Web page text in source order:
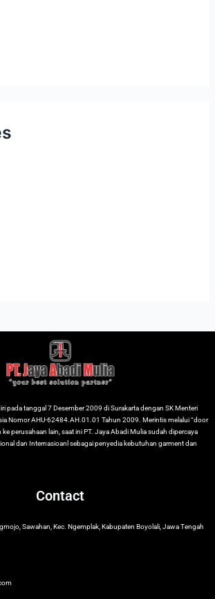
pada tanggal 7 Desember 2009 di Surakarta dengan SK Menteri
Nomor AHU-62484.AH.01.01 Tahun 2009. Merintis melalui “door
perusahaan lain, saat ini PT. Jaya Abadi Mulia sudah dipercaya
dan Internasioanl sebagai penyedia kebutuhan garment dan
Contact
Sawahan, Kec. Ngemplak, Kabupaten Boyolali, Jawa Tengah